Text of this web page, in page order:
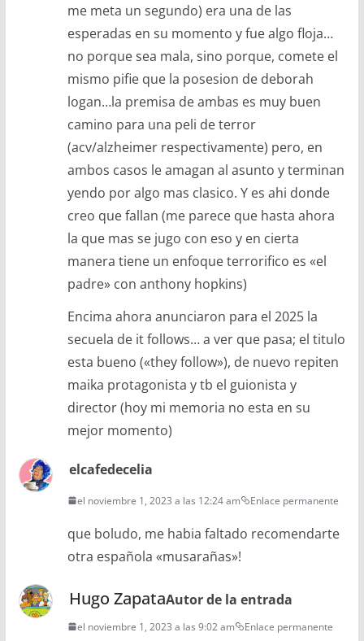
me meta un segundo) era una de las
esperadas en su momento y fue algo floja…
no porque sea mala, sino porque, comete el
mismo pifie que la posesion de deborah
logan…la premisa de ambas es muy buen
camino para una peli de terror
(acv/alzheimer respectivamente) pero, en
ambos casos le amagan al asunto y terminan
yendo por algo mas clasico. Y es ahi donde
creo que fallan (me parece que hasta ahora
la que mas se jugo con eso y en cierta
manera tiene un enfoque terrorifico es «el
padre» con anthony hopkins)
Encima ahora anunciaron para el 2025 la
secuela de it follows… a ver que pasa; el titulo
esta bueno («they follow»), de nuevo repiten
maika protagonista y tb el guionista y
director (hoy mi memoria no esta en su
mejor momento)
elcafedecelia
el noviembre 1, 2023 a las 12:24 am Enlace permanente
que boludo, me habia faltado recomendarte
otra española «musarañas»!
Hugo ZapataAutor de la entrada
el noviembre 1, 2023 a las 9:02 am Enlace permanente